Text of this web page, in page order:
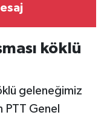
köklü
geleneğimiz
Genel